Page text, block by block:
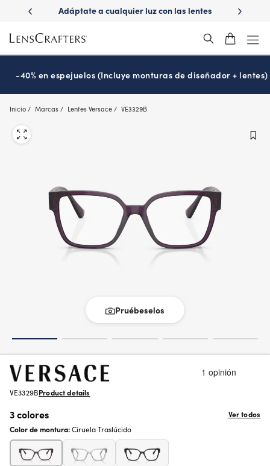
main
content
luz con las lentes
¿Es hora de tu examen de la vista?
-40% en espejuelos (Incluye monturas de diseñador + lentes)
Inicio Marcas Lentes Versace VE3329B
Pruébeselos
VE3329BProduct details
3 colores
Ver todos
Color de montura:Ciruela Traslúcido